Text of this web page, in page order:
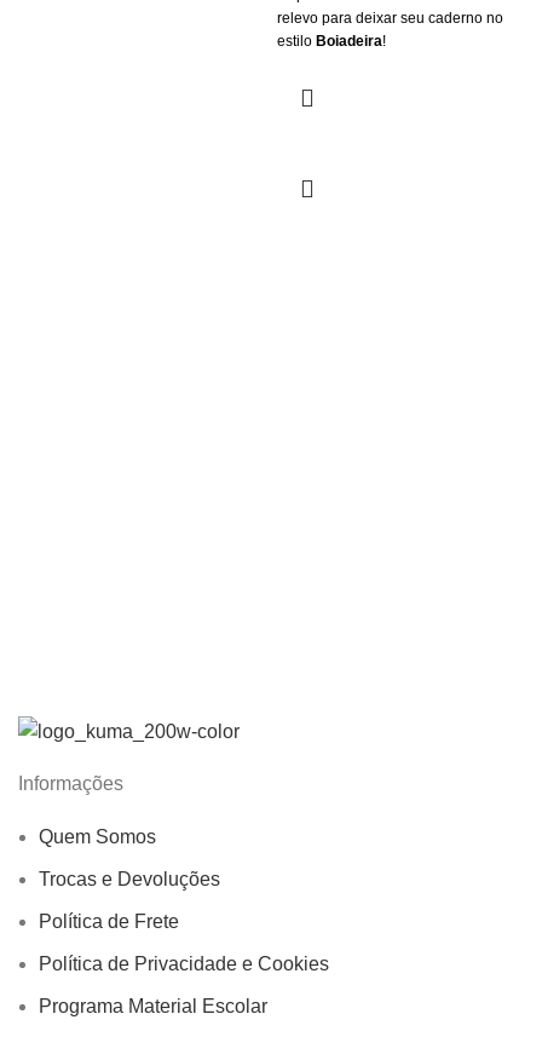
relevo para deixar seu caderno no
estilo Boiadeira!
Informações
Quem Somos
Trocas e Devoluções
Política de Frete
Política de Privacidade e Cookies
Programa Material Escolar